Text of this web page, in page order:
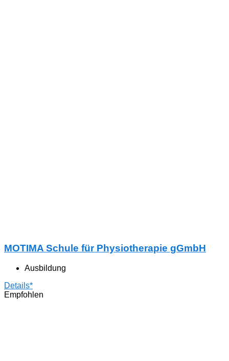
MOTIMA Schule für Physiotherapie gGmbH
Ausbildung
Details*
Empfohlen